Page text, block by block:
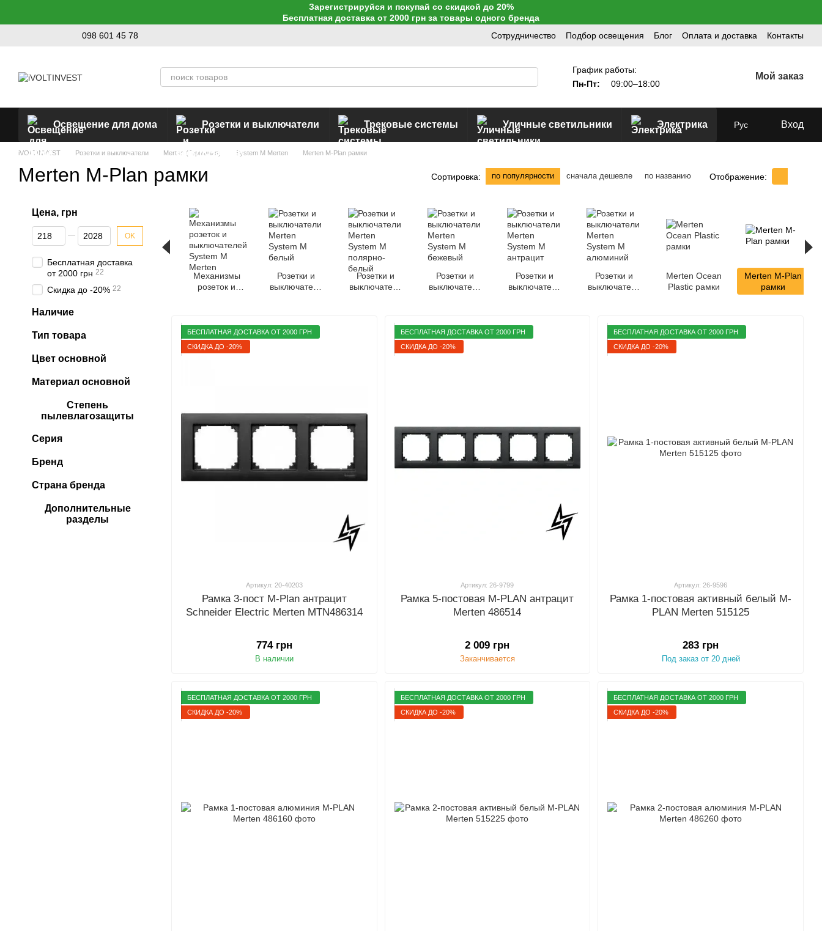
Зарегистрируйся и покупай со скидкой до 20%
Бесплатная доставка от 2000 грн за товары одного бренда
098 601 45 78
Сотрудничество Подбор освещения Блог Оплата и доставка Контакты
График работы:
Пн-Пт:
09:00–18:00
Мой заказ
Освещение для дома Розетки и выключатели Трековые системы Уличные светильники Электрика Рус Вход
iVOLTINVEST Розетки и выключатели Merten (Германия) System M Merten Merten M-Plan рамки
Merten M-Plan рамки Сортировка: по популярности сначала дешевле по названию Отображение:
Механизмы
розеток и
Розетки и
выключатели
Розетки и
выключатели
Розетки и
выключатели
Розетки и
выключатели
Розетки и
выключатели
Merten Ocean
Plastic рамки
Merten M-Plan
рамки
БЕСПЛАТНАЯ ДОСТАВКА ОТ 2000 ГРН
СКИДКА ДО -20%
Артикул: 20-40203
Рамка 3-пост M-Plan антрацит
Schneider Electric Merten MTN486314
774 грн
В наличии
БЕСПЛАТНАЯ ДОСТАВКА ОТ 2000 ГРН
СКИДКА ДО -20%
Артикул: 26-9799
Рамка 5-постовая M-PLAN антрацит
Merten 486514
2 009 грн
Заканчивается
БЕСПЛАТНАЯ ДОСТАВКА ОТ 2000 ГРН
СКИДКА ДО -20%
Артикул: 26-9596
Рамка 1-постовая активный белый M-
PLAN Merten 515125
283 грн
Под заказ от 20 дней
БЕСПЛАТНАЯ ДОСТАВКА ОТ 2000 ГРН
СКИДКА ДО -20%
БЕСПЛАТНАЯ ДОСТАВКА ОТ 2000 ГРН
СКИДКА ДО -20%
БЕСПЛАТНАЯ ДОСТАВКА ОТ 2000 ГРН
СКИДКА ДО -20%
Цена, грн
От Цена, грн
До Цена, грн OK
Бесплатная доставка
от 2000 грн 22
Скидка до -20% 22
Наличие
Тип товара
Цвет основной
Материал основной
Степень
пылевлагозащиты
Серия
Бренд
Страна бренда
Дополнительные
разделы